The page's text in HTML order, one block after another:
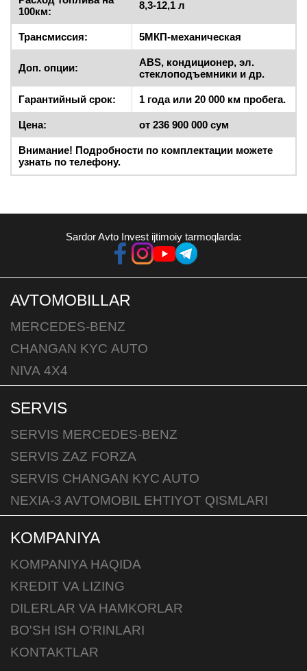
100км:
8,3-12,1 л
Трансмиссия: 5МКП-механическая
Доп. опции:
ABS, кондиционер, эл.
стеклоподъемники и др.
Гарантийный срок: 1 года или 20 000 км пробега.
Цена: от 236 900 000 сум
Внимание! Подробности по комплектации можете
узнать по телефону.
Sardor Avto Invest ijtimoiy tarmoqlarda:
AVTOMOBILLAR
MERCEDES-BENZ
CHANGAN KYC АUTO
NIVA 4X4
SERVIS
SERVIS MERCEDES-BENZ
SERVIS ZAZ FORZA
SERVIS CHANGAN KYC AUTO
NEXIA-3 AVTOMOBIL EHTIYOT QISMLARI
KOMPANIYA
KOMPANIYA HAQIDA
KREDIT VA LIZING
DILERLAR VA HAMKORLAR
BO'SH ISH O'RINLARI
KONTAKTLAR